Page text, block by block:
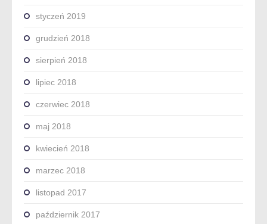
styczeń 2019
grudzień 2018
sierpień 2018
lipiec 2018
czerwiec 2018
maj 2018
kwiecień 2018
marzec 2018
listopad 2017
październik 2017